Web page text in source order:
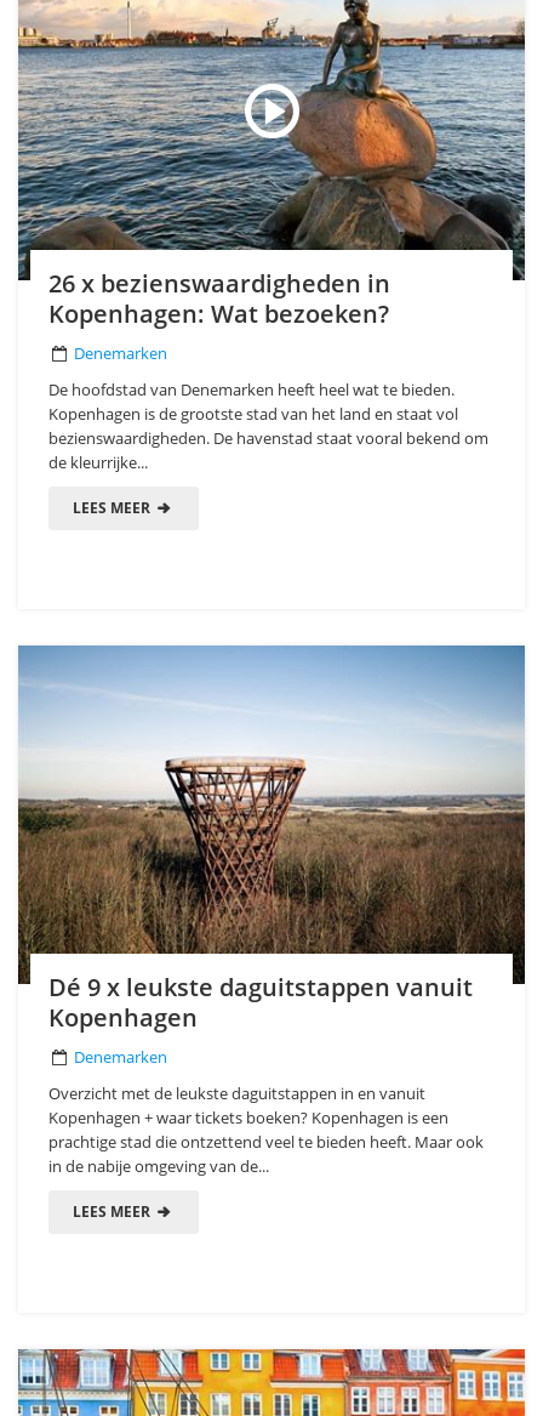
26 x bezienswaardigheden in
Kopenhagen: Wat bezoeken?
Denemarken
De hoofdstad van Denemarken heeft heel wat te bieden.
Kopenhagen is de grootste stad van het land en staat vol
bezienswaardigheden. De havenstad staat vooral bekend om
de kleurrijke...
LEES MEER
Dé 9 x leukste daguitstappen vanuit
Kopenhagen
Denemarken
Overzicht met de leukste daguitstappen in en vanuit
Kopenhagen + waar tickets boeken? Kopenhagen is een
prachtige stad die ontzettend veel te bieden heeft. Maar ook
in de nabije omgeving van de...
LEES MEER